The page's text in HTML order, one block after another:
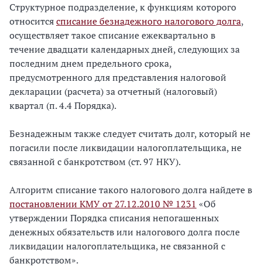
Структурное подразделение, к функциям которого
относитсясписание безнадежного налогового долга,
осуществляет такое списание ежеквартально в
течение двадцати календарных дней, следующих за
последним днем предельного срока,
предусмотренного для представления налоговой
декларации (расчета) за отчетный (налоговый)
квартал (п. 4.4 Порядка).
Безнадежным также следует считать долг, который не
погасили после ликвидации налогоплательщика, не
связанной с банкротством (ст. 97 НКУ).
Алгоритм списание такого налогового долга найдете в
постановлении КМУ от 27.12.2010 № 1231 «Об
утверждении Порядка списания непогашенных
денежных обязательств или налогового долга после
ликвидации налогоплательщика, не связанной с
банкротством».